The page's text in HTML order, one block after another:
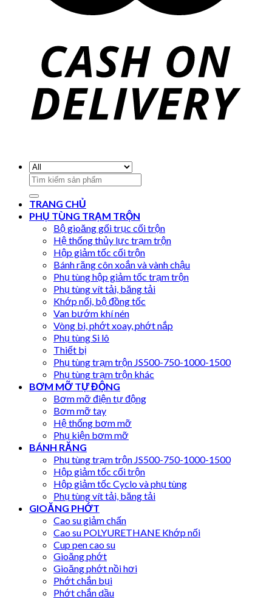
Search
for:
TRANG CHỦ
PHỤ TÙNG TRẠM TRỘN
Bộ gioăng gối trục cối trộn
Hệ thống thủy lực trạm trộn
Hộp giảm tốc cối trộn
Bánh răng côn xoắn và vành chậu
Phụ tùng hộp giảm tốc trạm trộn
Phụ tùng vít tải, băng tải
Khớp nối, bộ đồng tốc
Van bướm khí nén
Vòng bi, phớt xoay, phớt nắp
Phụ tùng Si lô
Thiết bị
Phụ tùng trạm trộn JS500-750-1000-1500
Phụ tùng trạm trộn khác
BƠM MỠ TỰ ĐỘNG
Bơm mỡ điện tự động
Bơm mỡ tay
Hệ thống bơm mỡ
Phụ kiện bơm mỡ
BÁNH RĂNG
Phụ tùng trạm trộn JS500-750-1000-1500
Hộp giảm tốc cối trộn
Hộp giảm tốc Cyclo và phụ tùng
Phụ tùng vít tải, băng tải
GIOĂNG PHỚT
Cao su giảm chấn
Cao su POLYURETHANE Khớp nối
Cup pen cao su
Gioăng phớt
Gioăng phớt nồi hơi
Phớt chắn bụi
Phớt chắn dầu